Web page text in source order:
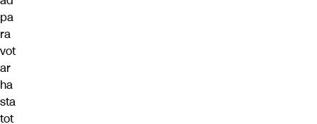
pa
ra
vot
ar
ha
sta
tot